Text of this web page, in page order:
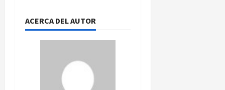
ACERCA DEL AUTOR